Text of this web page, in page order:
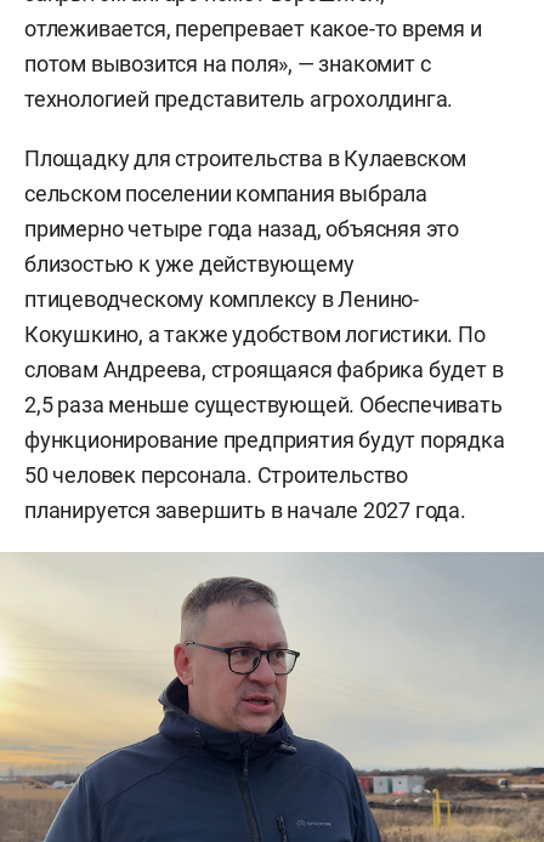
отлеживается, перепревает какое-то время и
потом вывозится на поля», — знакомит с
технологией представитель агрохолдинга.
Площадку для строительства в Кулаевском
сельском поселении компания выбрала
примерно четыре года назад, объясняя это
близостью к уже действующему
птицеводческому комплексу в Ленино-
Кокушкино, а также удобством логистики. По
словам Андреева, строящаяся фабрика будет в
2,5 раза меньше существующей. Обеспечивать
функционирование предприятия будут порядка
50 человек персонала. Строительство
планируется завершить в начале 2027 года.